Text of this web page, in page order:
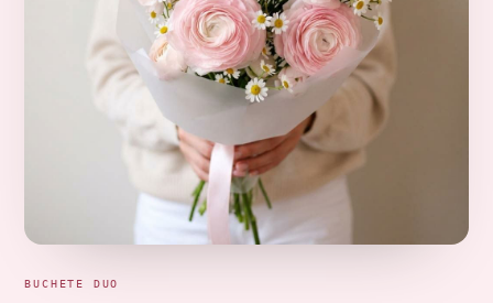
BUCHETE DUO